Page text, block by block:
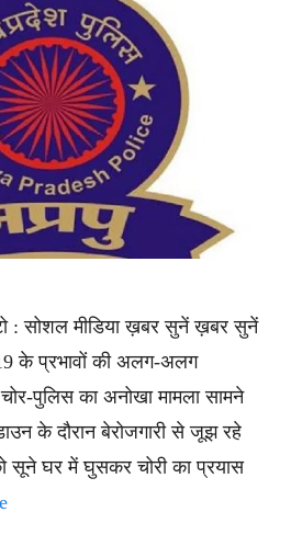
: सोशल मीडिया ख़बर सुनें ख़बर सुनें
के प्रभावों की अलग-अलग
पुलिस का अनोखा मामला सामने
के दौरान बेरोजगारी से जूझ रहे
सूने घर में घुसकर चोरी का प्रयास